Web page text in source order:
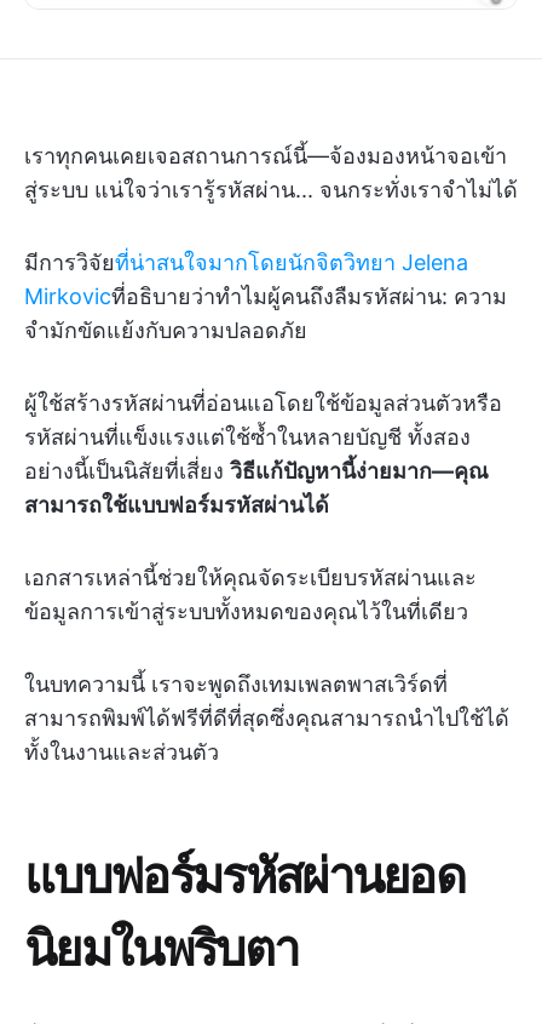
เราทุกคนเคยเจอสถานการณ์นี้—จ้องมองหน้าจอเข้า
สู่ระบบ แน่ใจว่าเรารู้รหัสผ่าน... จนกระทั่งเราจำไม่ได้
มีการวิจัยที่น่าสนใจมากโดยนักจิตวิทยา Jelena
Mirkovicที่อธิบายว่าทำไมผู้คนถึงลืมรหัสผ่าน: ความ
จำมักขัดแย้งกับความปลอดภัย
ผู้ใช้สร้างรหัสผ่านที่อ่อนแอโดยใช้ข้อมูลส่วนตัวหรือ
รหัสผ่านที่แข็งแรงแต่ใช้ซ้ำในหลายบัญชี ทั้งสอง
อย่างนี้เป็นนิสัยที่เสี่ยง วิธีแก้ปัญหานี้ง่ายมาก—คุณ
สามารถใช้แบบฟอร์มรหัสผ่านได้
เอกสารเหล่านี้ช่วยให้คุณจัดระเบียบรหัสผ่านและ
ข้อมูลการเข้าสู่ระบบทั้งหมดของคุณไว้ในที่เดียว
ในบทความนี้ เราจะพูดถึงเทมเพลตพาสเวิร์ดที่
สามารถพิมพ์ได้ฟรีที่ดีที่สุดซึ่งคุณสามารถนำไปใช้ได้
ทั้งในงานและส่วนตัว
แบบฟอร์มรหัสผ่านยอด
นิยมในพริบตา